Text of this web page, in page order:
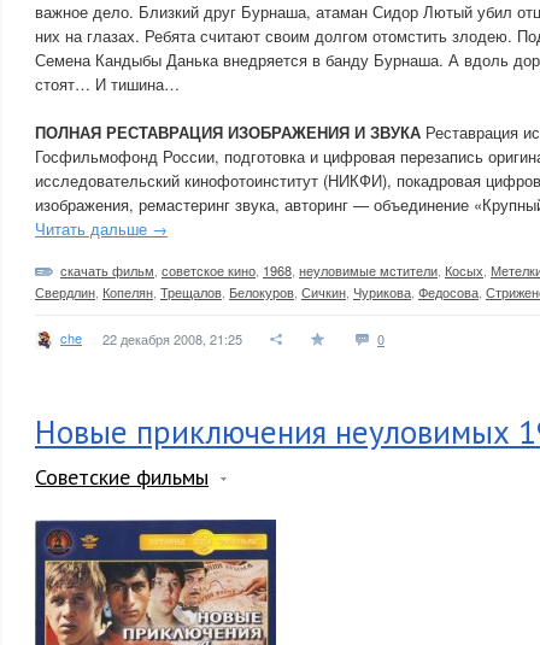
важное дело. Близкий друг Бурнаша, атаман Сидор Лютый убил
них на глазах. Ребята считают своим долгом отомстить злодею.
Семена Кандыбы Данька внедряется в банду Бурнаша. А вдоль
стоят… И тишина…
ПОЛНАЯ РЕСТАВРАЦИЯ ИЗОБРАЖЕНИЯ И ЗВУКА Реставрация
Госфильмофонд России, подготовка и цифровая перезапись
исследовательский кинофотоинститут (НИКФИ), покадровая
изображения, ремастеринг звука, авторинг — объединение
Читать дальше →
скачать фильм советское кино 1968 неуловимые мстители Косых
Свердлин Копелян Трещалов Белокуров Сичкин Чурикова Федосова
che 22 декабря 2008, 21:25 0
Новые приключения неуловимых
Советские фильмы